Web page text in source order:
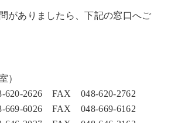
がありましたら、下記の窓口へご
）
2626 FAX 048-620-2762
6026 FAX 048-669-6162